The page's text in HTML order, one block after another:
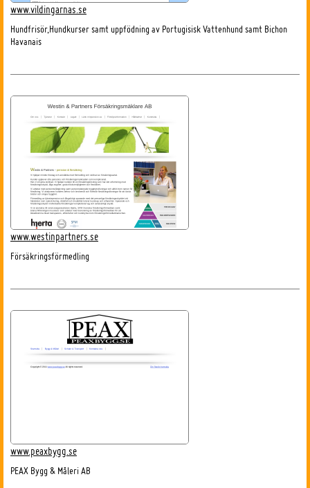
www.vildingarnas.se
Hundfrisör,Hundkurser samt uppfödning av Portugisisk Vattenhund samt Bichon
Havanais
www.westinpartners.se
Försäkringsförmedling
www.peaxbygg.se
PEAX Bygg & Måleri AB